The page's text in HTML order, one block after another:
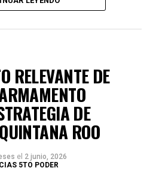
RELEVANTE DE
DE
ROO
el 2 junio, 2026
5TO PODER